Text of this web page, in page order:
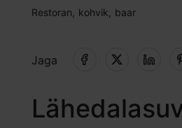
Restoran, kohvik, baar
Jaga